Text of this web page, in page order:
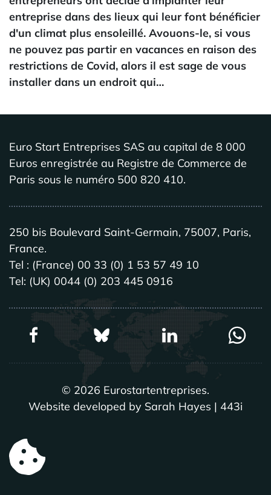
entreprise dans des lieux qui leur font bénéficier
d'un climat plus ensoleillé. Avouons-le, si vous
ne pouvez pas partir en vacances en raison des
restrictions de Covid, alors il est sage de vous
installer dans un endroit qui…
Euro Start Entreprises SAS au capital de 8 000
Euros enregistrée au Registre de Commerce de
Paris sous le numéro 500 820 410.
250 bis Boulevard Saint-Germain, 75007, Paris,
France.
Tel : (France) 00 33 (0) 1 53 57 49 10
Tel: (UK) 0044 (0) 203 445 0916
© 2026 Eurostartentreprises.
Website developed by Sarah Hayes | 443i